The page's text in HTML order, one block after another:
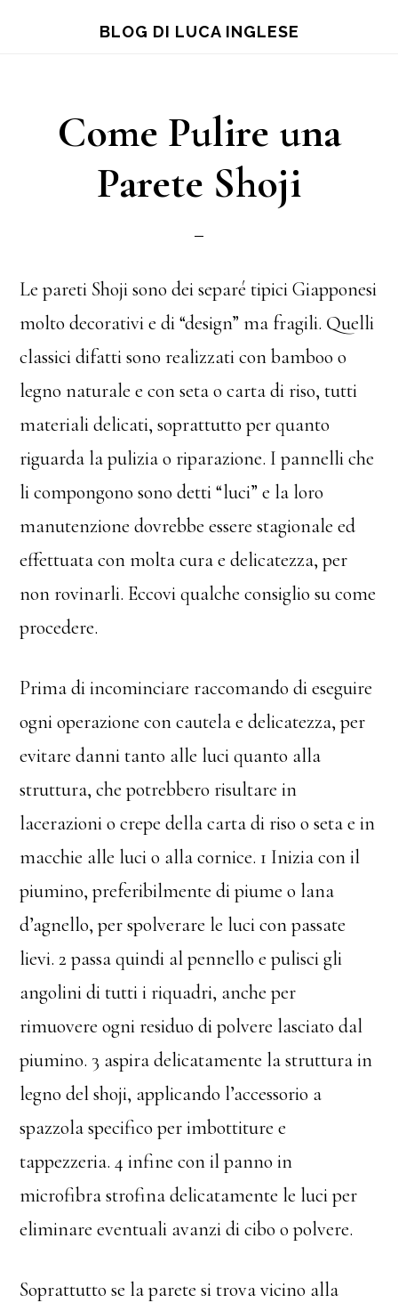
BLOG DI LUCA INGLESE
Come Pulire una
Parete Shoji
Le pareti Shoji sono dei separé tipici Giapponesi
molto decorativi e di “design” ma fragili. Quelli
classici difatti sono realizzati con bamboo o
legno naturale e con seta o carta di riso, tutti
materiali delicati, soprattutto per quanto
riguarda la pulizia o riparazione. I pannelli che
li compongono sono detti “luci” e la loro
manutenzione dovrebbe essere stagionale ed
effettuata con molta cura e delicatezza, per
non rovinarli. Eccovi qualche consiglio su come
procedere.
Prima di incominciare raccomando di eseguire
ogni operazione con cautela e delicatezza, per
evitare danni tanto alle luci quanto alla
struttura, che potrebbero risultare in
lacerazioni o crepe della carta di riso o seta e in
macchie alle luci o alla cornice. 1 Inizia con il
piumino, preferibilmente di piume o lana
d’agnello, per spolverare le luci con passate
lievi. 2 passa quindi al pennello e pulisci gli
angolini di tutti i riquadri, anche per
rimuovere ogni residuo di polvere lasciato dal
piumino. 3 aspira delicatamente la struttura in
legno del shoji, applicando l’accessorio a
spazzola specifico per imbottiture e
tappezzeria. 4 infine con il panno in
microfibra strofina delicatamente le luci per
eliminare eventuali avanzi di cibo o polvere.
Soprattutto se la parete si trova vicino alla